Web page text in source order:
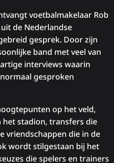
voetbalmakelaar Rob
de Nederlandse
gesprek. Door zijn
band met veel van
interviews waarin
gesproken
op het veld,
stadion, transfers die
vriendschappen die in de
wordt stilgestaan bij het
die spelers en trainers